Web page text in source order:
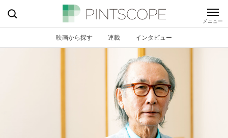
映画から探す 連載 インタビュー